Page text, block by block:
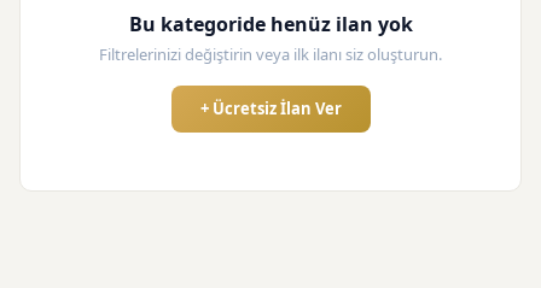
Bu kategoride henüz ilan yok
Filtrelerinizi değiştirin veya ilk ilanı siz oluşturun.
+ Ücretsiz İlan Ver